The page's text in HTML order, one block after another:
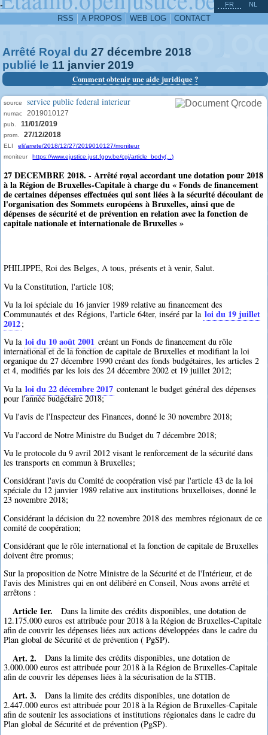
-
RSS A PROPOS WEB LOG CONTACT
FR NL
Arrêté Royal du 27 décembre 2018
publié le 11 janvier 2019
Comment obtenir une aide juridique ?
source service public federal interieur
numac 2019010127
pub. 11/01/2019
prom. 27/12/2018
ELI
eli/arrete/2018/12/27/2019010127/moniteur
moniteur
https://www.ejustice.just.fgov.be/cgi/article_body(...)
27 DECEMBRE 2018. - Arrêté royal accordant une dotation pour 2018
à la Région de Bruxelles-Capitale à charge du « Fonds de financement
de certaines dépenses effectuées qui sont liées à la sécurité découlant de
l'organisation des Sommets européens à Bruxelles, ainsi que de
dépenses de sécurité et de prévention en relation avec la fonction de
capitale nationale et internationale de Bruxelles »
PHILIPPE, Roi des Belges, A tous, présents et à venir, Salut.
Vu la Constitution, l'article 108;
Vu la loi spéciale du 16 janvier 1989 relative au financement des
Communautés et des Régions, l'article 64ter, inséré par la loi du 19 juillet
2012;
Vu la loi du 10 août 2001 créant un Fonds de financement du rôle
international et de la fonction de capitale de Bruxelles et modifiant la loi
organique du 27 décembre 1990 créant des fonds budgétaires, les articles 2
et 4, modifiés par les lois des 24 décembre 2002 et 19 juillet 2012;
Vu la loi du 22 décembre 2017 contenant le budget général des dépenses
pour l'année budgétaire 2018;
Vu l'avis de l'Inspecteur des Finances, donné le 30 novembre 2018;
Vu l'accord de Notre Ministre du Budget du 7 décembre 2018;
Vu le protocole du 9 avril 2012 visant le renforcement de la sécurité dans
les transports en commun à Bruxelles;
Considérant l'avis du Comité de coopération visé par l'article 43 de la loi
spéciale du 12 janvier 1989 relative aux institutions bruxelloises, donné le
23 novembre 2018;
Considérant la décision du 22 novembre 2018 des membres régionaux de ce
comité de coopération;
Considérant que le rôle international et la fonction de capitale de Bruxelles
doivent être promus;
Sur la proposition de Notre Ministre de la Sécurité et de l'Intérieur, et de
l'avis des Ministres qui en ont délibéré en Conseil, Nous avons arrêté et
arrêtons :
Article 1er.
Dans la limite des crédits disponibles, une dotation de
12.175.000 euros est attribuée pour 2018 à la Région de Bruxelles-Capitale
afin de couvrir les dépenses liées aux actions développées dans le cadre du
Plan global de Sécurité et de prévention ( PgSP).
Art. 2.
Dans la limite des crédits disponibles, une dotation de
3.000.000 euros est attribuée pour 2018 à la Région de Bruxelles-Capitale
afin de couvrir les dépenses liées à la sécurisation de la STIB.
Art. 3.
Dans la limite des crédits disponibles, une dotation de
2.447.000 euros est attribuée pour 2018 à la Région de Bruxelles-Capitale
afin de soutenir les associations et institutions régionales dans le cadre du
Plan global de Sécurité et de prévention (PgSP).
^